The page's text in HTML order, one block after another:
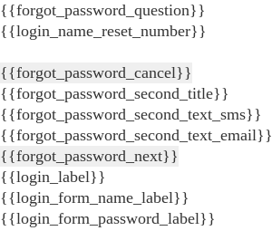
{{forgot_password_question}}
{{login_name_reset_number}}
{{forgot_password_cancel}}
{{forgot_password_second_title}}
{{forgot_password_second_text_sms}}
{{forgot_password_second_text_email}}
{{forgot_password_next}}
{{login_label}}
{{login_form_name_label}}
{{login_form_password_label}}